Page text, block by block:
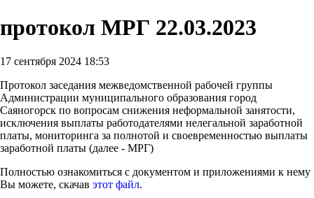
протокол МРГ 22.03.2023
17 сентября 2024 18:53
Протокол заседания межведомственной рабочей группы
Администрации муниципального образования город
Саяногорск по вопросам снижения неформальной занятости,
исключения выплаты работодателями нелегальной заработной
платы, мониторинга за полнотой и своевременностью выплаты
заработной платы (далее - МРГ)
Полностью ознакомиться с документом и приложениями к нему
Вы можете, скачав этот файл.